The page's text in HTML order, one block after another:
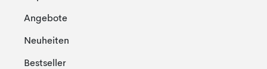
Angebote
Neuheiten
Bestseller